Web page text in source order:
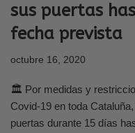
sus puertas
fecha prevista
octubre 16, 2020
🏛️ Por medidas y
Covid-19 en toda
puertas durante 15 días